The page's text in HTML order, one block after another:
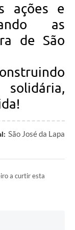
ações e
as
de São
São José da Lapa
a curtir esta